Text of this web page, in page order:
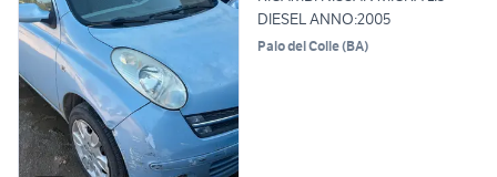
DIESEL ANNO:2005
Palo del Colle(BA)